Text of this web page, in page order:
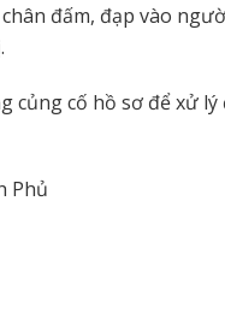
đấm, đạp vào
củng cố hồ sơ để xử
Phủ